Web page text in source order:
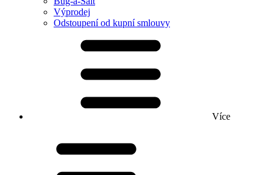
Výprodej
Odstoupení od kupní smlouvy
Více